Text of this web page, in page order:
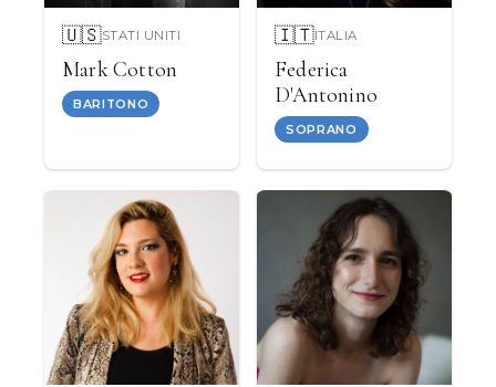
🇺🇸STATI UNITI
Mark Cotton
BARITONO
🇮🇹ITALIA
Federica
D'Antonino
SOPRANO